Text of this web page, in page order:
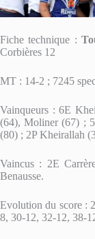
Fiche technique :
Corbières 12
MT : 14-2 ; 7245
Vainqueurs : 6E
(64), Moliner (67) ;
(80) ; 2P Kheirallah
Vaincus : 2E
Benausse.
Evolution du score :
8, 30-12, 32-12, 38-